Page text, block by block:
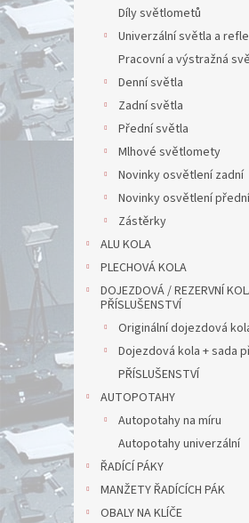
Díly světlometů
Univerzální světla a
Pracovní a výstražná
Denní světla
Zadní světla
Přední světla
Mlhové světlomety
Novinky osvětlení zadní
Novinky osvětlení přední
Zástěrky
ALU KOLA
PLECHOVÁ KOLA
DOJEZDOVÁ / REZERVNÍ
PŘÍSLUŠENSTVÍ
Originální dojezdová
Dojezdová kola + sada
PŘÍSLUŠENSTVÍ
AUTOPOTAHY
Autopotahy na míru
Autopotahy univerzální
ŘADÍCÍ PÁKY
MANŽETY ŘADÍCÍCH PÁK
OBALY NA KLÍČE